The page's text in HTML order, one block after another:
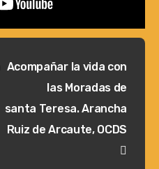
Acompañar la vida con
las Moradas de
santa Teresa. Arancha
Ruiz de Arcaute, OCDS